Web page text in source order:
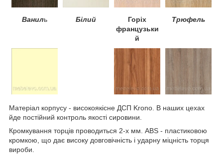
Ваниль Білий
Горіх
французьки
й
Трюфель
Матеріал корпусу - високоякісне ДСП Krono. В наших цехах
йде постійний контроль якості сировини.
Кромкування торців проводиться 2-х мм. ABS - пластиковою
кромкою, що дає високу довговічність і ударну міцність торця
вироби.